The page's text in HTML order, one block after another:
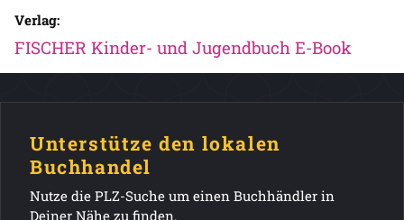
Verlag:
FISCHER Kinder- und Jugendbuch E-Book
Unterstütze den lokalen
Buchhandel
Nutze die PLZ-Suche um einen Buchhändler in
Deiner Nähe zu finden.